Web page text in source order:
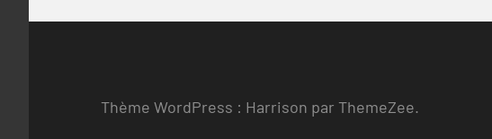
Thème WordPress : Harrison par ThemeZee.